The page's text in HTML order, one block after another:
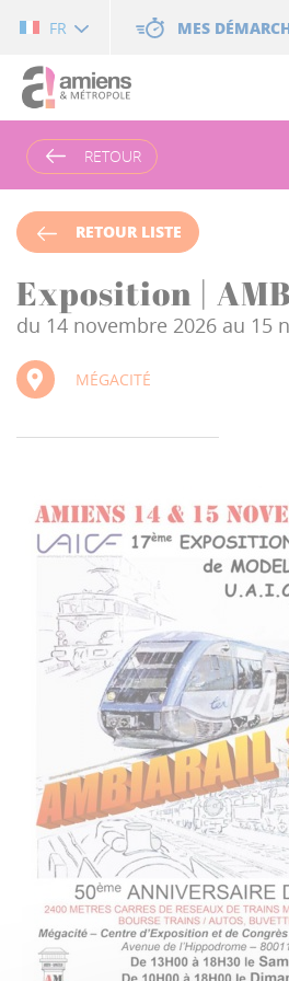
FR MES
RETOUR
RETOUR LISTE
Exposition |
du 14 novembre 2026 au 15
MÉGACITÉ